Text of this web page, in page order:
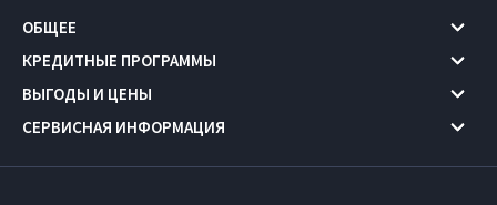
ОБЩЕЕ
КРЕДИТНЫЕ ПРОГРАММЫ
ВЫГОДЫ И ЦЕНЫ
СЕРВИСНАЯ ИНФОРМАЦИЯ